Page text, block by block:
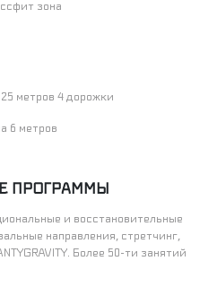
зона
метров 4 дорожки
6 метров
ПРОГРАММЫ
и восстановительные
направления, стретчинг,
Более 50-ти занятий